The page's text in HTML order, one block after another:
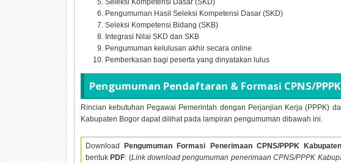
Seleksi Kompetensi Dasar (SKD)
Pengumuman Hasil Seleksi Kompetensi Dasar (SKD)
Seleksi Kompetensi Bidang (SKB)
Integrasi Nilai SKD dan SKB
Pengumuman kelulusan akhir secara online
Pemberkasan bagi peserta yang dinyatakan lulus
Pengumuman Pendaftaran & Formasi CPNS/
Rincian kebutuhan Pegawai Pemerintah dengan Perjanjian Kerja (PPPK)
Kabupaten Bogor dapat dilihat pada lampiran pengumuman dibawah ini.
Download Pengumuman Formasi Penerimaan CPNS/PPPK
bentuk PDF: (Link download pengumuman penerimaan CPNS/PPPK